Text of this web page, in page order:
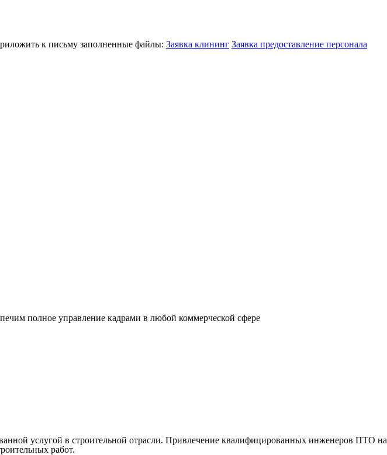
к письму заполненные файлы: Заявка клининг Заявка предоставление персонала
полное управление кадрами в любой коммерческой сфере
услугой в строительной отрасли. Привлечение квалифицированных инженеров ПТО на
работ.